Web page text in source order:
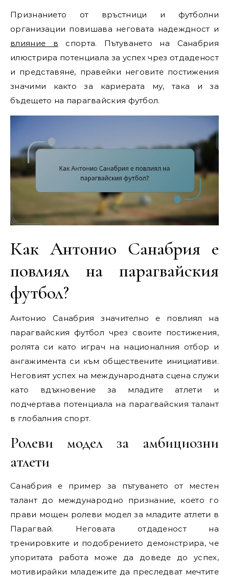
Признанието от връстници и футболни
организации повишава неговата надеждност и
влияние в спорта. Пътуването на Санабрия
илюстрира потенциала за успех чрез отдаденост
и представяне, правейки неговите постижения
значими както за кариерата му, така и за
бъдещето на парагвайския футбол.
Как Антонио Санабрия е
повлиял на парагвайския
футбол?
Антонио Санабрия значително е повлиял на
парагвайския футбол чрез своите постижения,
ролята си като играч на националния отбор и
ангажимента си към обществените инициативи.
Неговият успех на международната сцена служи
като вдъхновение за младите атлети и
подчертава потенциала на парагвайския талант
в глобалния спорт.
Ролеви модел за амбициозни
атлети
Санабрия е пример за пътуването от местен
талант до международно признание, което го
прави мощен ролеви модел за младите атлети в
Парагвай. Неговата отдаденост на
тренировките и подобрението демонстрира, че
упоритата работа може да доведе до успех,
мотивирайки младежите да преследват мечтите